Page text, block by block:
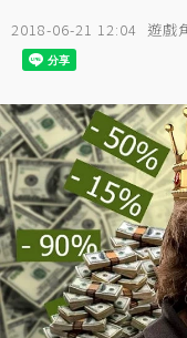
2018-06-21 12:04 遊戲